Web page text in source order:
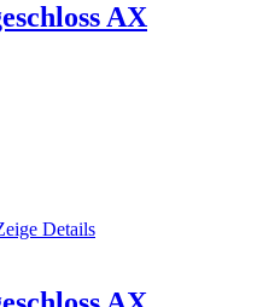
AX
Details